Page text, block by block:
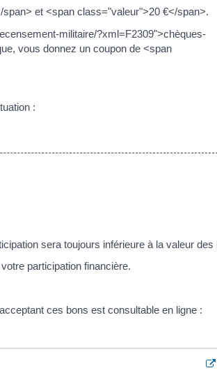
et <span class="valeur">20 €</span>.
militaire/?xml=F2309">chèques-
vous donnez un coupon de <span
:
sera toujours inférieure à la valeur des
participation financière.
ces bons est consultable en ligne :